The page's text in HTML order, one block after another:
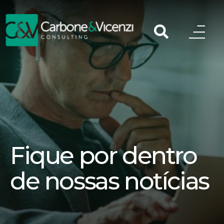
Fique por dentro
de nossas notícias